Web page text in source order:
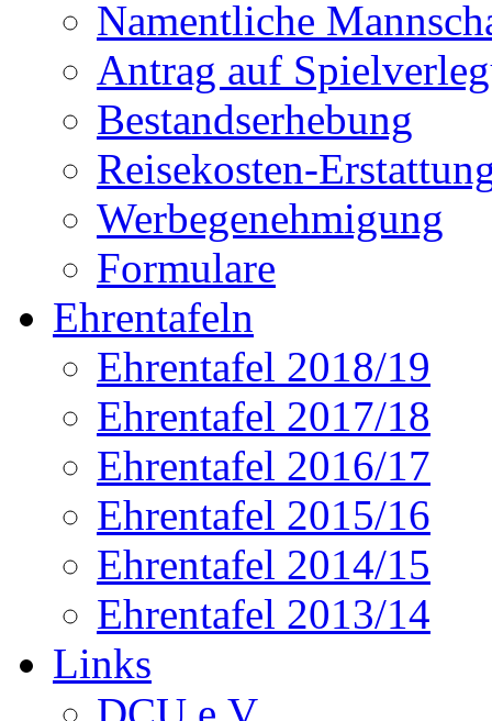
Namentliche
Antrag auf
Bestandserhebung
Reisekosten-
Werbegenehmigung
Formulare
Ehrentafeln
Ehrentafel 2018/19
Ehrentafel 2017/18
Ehrentafel 2016/17
Ehrentafel 2015/16
Ehrentafel 2014/15
Ehrentafel 2013/14
Links